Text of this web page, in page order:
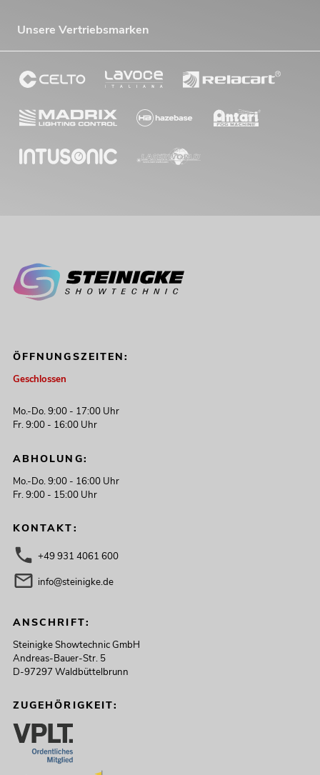
Unsere Vertriebsmarken
ÖFFNUNGSZEITEN:
Geschlossen
Mo.-Do. 9:00 - 17:00 Uhr
Fr. 9:00 - 16:00 Uhr
ABHOLUNG:
Mo.-Do. 9:00 - 16:00 Uhr
Fr. 9:00 - 15:00 Uhr
KONTAKT:
+49 931 4061 600
info@steinigke.de
ANSCHRIFT:
Steinigke Showtechnic GmbH
Andreas-Bauer-Str. 5
D-97297 Waldbüttelbrunn
ZUGEHÖRIGKEIT: